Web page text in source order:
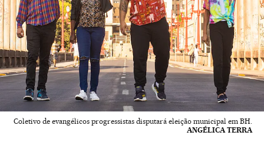
Coletivo de evangélicos progressistas disputará eleição municipal em BH.
ANGÉLICA TERRA